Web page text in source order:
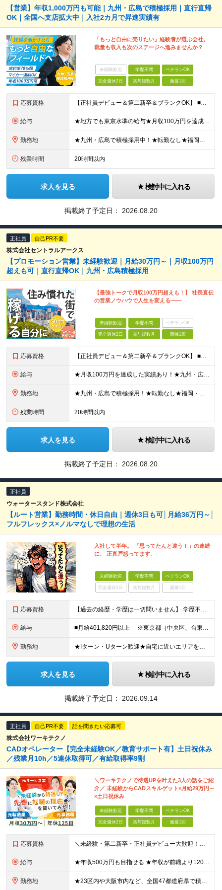
【営業】年収1,000万円も可能｜九州・広島で積極採用｜直行直帰
OK｜全国へ支店拡大中｜入社2カ月で昇進実績有
「もっと自由に売りたい」経験者が選ぶ会社。
裁量も収入も次のステージへ進みませんか？
未経験歓迎 学歴不問 ベテランOK
完全週休2日 賞与複数月 面接1回
応募資格 【正社員デビュー＆第二新卒＆ブランクOK】 ■学歴不問 ■何かしらの営業経験をお持ちの方（年数不問） ■普通自動車免許（AT限定可）をお持ちの方 ＼こんな方にピッタリ／ □成果に見合った収入と安定し
給与 ★地方でも東京水準の給与★月収100万円を達成した実績あり！ 月給30万円～＋高率インセンティブ＋各種手当＋賞与年2回 ※経験やスキルを考慮し決定いたします ※上記には固定残業代（20時間分／2万2
勤務地 ★九州・広島で積極採用中！★転勤なし★福岡・広島・大分・宮崎・東京募集★マイカー通勤OK ■以下の勤務地より、ご希望に応じて配属いたします。 人数に応じて支店を増やしていくため、記載の勤務地以外でも
残業時間 20時間以内
求人を見る 検討中に入れる
掲載終了予定日： 2026.08.20
正社員 自己PR不要
株式会社セントラルアークス
【プロモーション営業】未経験歓迎｜月給30万円～｜月収100万円
超えも可｜直行直帰OK｜九州・広島積極採用
【最強トークで月収100万円超えも！】 社長直伝
の営業ノウハウで人生を変える――
未経験歓迎 学歴不問 ベテランOK
完全週休2日 賞与複数月 面接1回
応募資格 【正社員デビュー＆第二新卒＆ブランクOK】 ■学歴不問・完全未経験歓迎 ■普通自動車免許（AT限定可）をお持ちの方 ＼こんな方にピッタリ／ □頑張った分だけ稼ぎたい方 □同世代を圧倒する収入と生活を
給与 ★月収100万円を達成した実績あり！★九州・広島でも東京水準！ 月給30万円～＋高率インセンティブ＋各種手当＋賞与年2回 ※経験やスキルを考慮し決定いたします ※上記には固定残業代（20時間分／2万
勤務地 ★九州・広島で積極採用！★転勤なし★福岡・広島・大分・宮崎・東京募集★マイカー通勤OK ■以下の勤務地より、ご希望に応じて配属いたします。 人数に応じて支店を増やしていくため、記載の勤務地以外でもお
残業時間 20時間以内
求人を見る 検討中に入れる
掲載終了予定日： 2026.08.20
正社員
ウォータースタンド株式会社
【ルート営業】勤務時間・休日自由｜週休3日も可│月給36万円～│
フルフレックス×ノルマなしで理想の生活
入社して半年。 「思ってたんと違う！」の連続
に、 正直戸惑ってます。
未経験歓迎 学歴不問 ベテランOK
完全週休2日 賞与複数月 面接1回
応募資格 【過去の経歴・学歴は一切問いません】 学歴不問・職種未経験歓迎・業種未経験歓迎 第二新卒・ブランクがある方も歓迎 ・普通自動車運転免許（AT限定可）をお持ちの方 Lお客様先へは社用車で訪問しますが
給与 ■月給401,820円以上 ※東京都（中央区、台東区、世田谷区、中野区、豊島区） ■月給386,820円以上 ※東京都（23区以外）、神奈川県、愛知県〈名古屋市〉、大阪府、京都府、兵庫県、滋賀県
勤務地 ★Iターン・Uターン歓迎★自宅に近いエリアを選べます 東京/大阪/愛知/神奈川/埼玉/福岡/北海道/山形/茨城/群馬/千葉/山梨/岐阜/静岡/長野/富山/石川/福井/三重/滋賀/京都/兵庫/島根/岡山
求人を見る 検討中に入れる
掲載終了予定日： 2026.09.14
正社員 自己PR不要 話を聞きたい応募可
株式会社ワーキテクノ
CADオペレーター【完全未経験OK／教育サポート有】土日祝休み
／残業月10h／5連休取得可／有給取得率9割
＼ワーキテクノで待遇UPを叶えた3人の話をご紹
介／ 未経験からCADスキルゲット×月給29万円～
×土日祝休み
未経験歓迎 学歴不問 ベテランOK
完全週休2日 賞与複数月 面接1回
応募資格 ＼未経験・第二新卒・正社員デビュー大歓迎！／ ☆アパレルや飲食、ビルメンテ、職人、モデルなど、異業種出身の社員が多数活躍中です！ ■20～30代の若手中心に活躍中！ ■人物重視の採用 ■転職回数不問
給与 ★年収500万円も目指せる ★年収が前職より120万円アップした実績あり ★前職の給与を最大限に考慮します！ 【経験者】 ■月給35万円～80万円＋各種手当＋賞与年2回 【未経験者/首都圏】 ■月
勤務地 ★23区内や大阪市内など、全国47都道府県で積極採用中！ ★直行直帰OK◎ ★U・Iターン歓迎 ★会社都合の転勤なし！ ご家族の転勤などに合わせた勤務先の変更はOK◎ ★大阪・東京・名古屋・福岡への引